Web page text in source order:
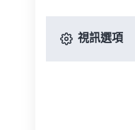
視訊選項